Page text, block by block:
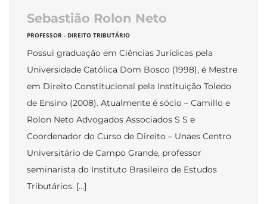
Sebastião Rolon Neto
PROFESSOR - DIREITO TRIBUTÁRIO
Possui graduação em Ciências Jurídicas pela
Universidade Católica Dom Bosco (1998), é Mestre
em Direito Constitucional pela Instituição Toledo
de Ensino (2008). Atualmente é sócio – Camillo e
Rolon Neto Advogados Associados S S e
Coordenador do Curso de Direito – Unaes Centro
Universitário de Campo Grande, professor
seminarista do Instituto Brasileiro de Estudos
Tributários. […]